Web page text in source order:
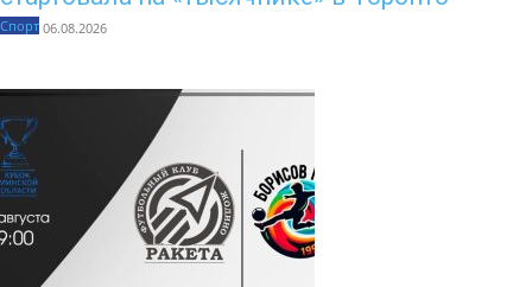
Спорт 06.08.2026